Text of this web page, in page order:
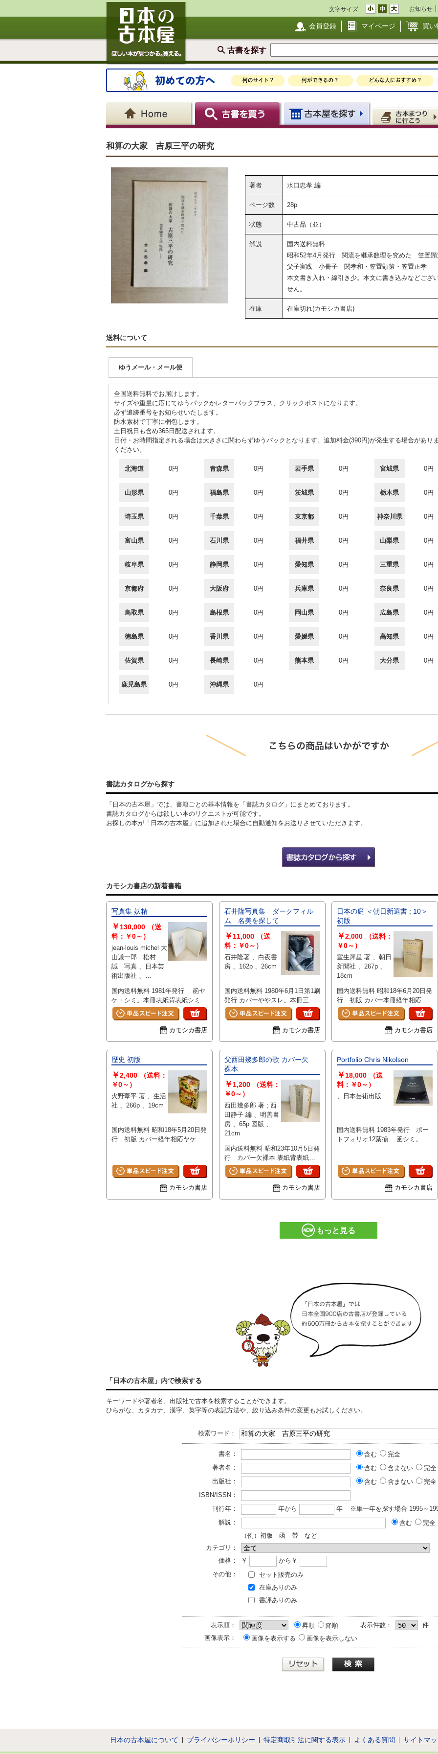
文字サイズ お知らせ
会員登録 マイページ 買い
古書を探す
和算の大家 吉原三平の研究
著者 水口忠孝 編
ページ数 28p
状態 中古品（並）
解説
国内送料無料
昭和52年4月発行 関流を継承数理を究めた 笠置顕
父子実践 小冊子 関孝和・笠置顕策・笠置正孝
本文書き入れ・線引き少。本文に書き込みなどござ
せん。
在庫 在庫切れ(カモシカ書店)
送料について
ゆうメール・メール便
全国送料無料でお届けします。
サイズや重量に応じてゆうパックかレターパックプラス、クリックポストになります。
必ず追跡番号をお知らせいたします。
防水素材で丁寧に梱包します。
土日祝日も含め365日配送されます。
日付・お時間指定される場合は大きさに関わらずゆうパックとなります。追加料金(390円)が発生する場合があり
ください。
北海道 0円 青森県 0円 岩手県 0円 宮城県 0円
山形県 0円 福島県 0円 茨城県 0円 栃木県 0円
埼玉県 0円 千葉県 0円 東京都 0円 神奈川県 0円
富山県 0円 石川県 0円 福井県 0円 山梨県 0円
岐阜県 0円 静岡県 0円 愛知県 0円 三重県 0円
京都府 0円 大阪府 0円 兵庫県 0円 奈良県 0円
鳥取県 0円 島根県 0円 岡山県 0円 広島県 0円
徳島県 0円 香川県 0円 愛媛県 0円 高知県 0円
佐賀県 0円 長崎県 0円 熊本県 0円 大分県 0円
鹿児島県 0円 沖縄県 0円
書誌カタログから探す
「日本の古本屋」では、書籍ごとの基本情報を「書誌カタログ」にまとめております。
書誌カタログからは欲しい本のリクエストが可能です。
お探しの本が「日本の古本屋」に追加された場合に自動通知をお送りさせていただきます。
カモシカ書店の新着書籍
写真集 妖精
￥ 130,000
（送
料：￥0～）
jean-louis michel 大
山謙一郎 松村
誠 写真 、日本芸
術出版社 、
国内送料無料 1981年発行 函ヤ
ケ・シミ。本冊表紙背表紙シミ。
本文書き込みなどはなく保存良好
です。
カモシカ書店
石井隆写真集 ダークフィル
ム 名美を探して
￥ 11,000
（送
料：￥0～）
石井隆著 、白夜書
房 、162p 、26cm
国内送料無料 1980年6月1日第1刷
発行 カバーややスレ。本冊三方
シミ。 本文書き込みなどはなく
保存良好です。
カモシカ書店
日本の庭 ＜朝日新選書 ; 10＞
初版
￥2,000
（送料：
￥0～）
室生犀星 著 、朝日
新聞社 、267p 、
18cm
国内送料無料 昭和18年6月20日発
行 初版 カバー本冊経年相応ヤ
ケ・スレ。本文書き込みなどはな
く保存良好です。
カモシカ書店
歴史 初版
￥2,400
（送料：
￥0～）
火野葦平 著 、生活
社 、266p 、19cm
国内送料無料 昭和18年5月20日発
行 初版 カバー経年相応ヤケ・
カモシカ書店
父西田幾多郎の歌 カバー欠
裸本
￥ 1,200
（送料：
￥0～）
西田幾多郎 著 ; 西
田静子 編 、明善書
房 、65p 図版 、
21cm
国内送料無料 昭和23年10月5日発
行 カバー欠裸本 表紙背表紙虫
喰い痕スレ傷が目立ちます。後ろ
見返し小さな書き入れ。本文書き
込みなどはなく保存良好です。
カモシカ書店
Portfolio Chris Nikolson
￥ 18,000
（送
料：￥0～）
、日本芸術出版
国内送料無料 1983年発行 ポー
トフォリオ12葉揃 函シミ。図
せん。
カモシカ書店
もっと見る
「日本の古本屋」内で検索する
キーワードや著者名、出版社で古本を検索することができます。
ひらがな、カタカナ、漢字、英字等の表記方法や、絞り込み条件の変更もお試しください。
検索ワード：
書名： 含む
完全
著者名：
含む 含まない
完全
出版社：
含む 含まない
完全
ISBN/ISSN：
刊行年：
年から 年
※単一年を探す場合 1995～
解説：
含む
完全
（例）初版 函 帯 など
カテゴリ：
価格：
￥
から￥
その他：
セット販売のみ
在庫ありのみ
書評ありのみ
表示順： 昇順 降順 表示件数：
件
画像表示：
画像を表示する 画像を表示しない
日本の古本屋について プライバシーポリシー 特定商取引法に関する表示 よくある質問 サイトマ